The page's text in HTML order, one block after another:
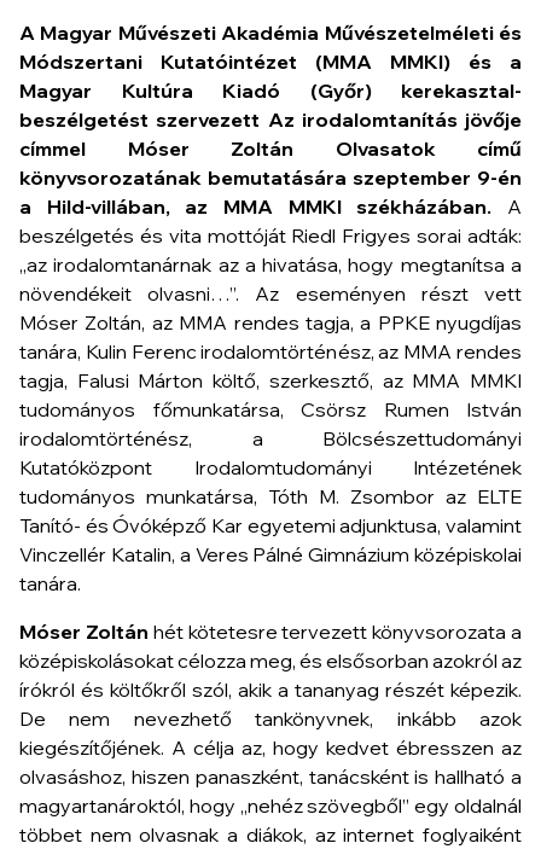
A Magyar Művészeti Akadémia Művészetelméleti és
Módszertani Kutatóintézet (MMA MMKI) és a
Magyar Kultúra Kiadó (Győr) kerekasztal-
beszélgetést szervezett Az irodalomtanítás jövője
címmel Móser Zoltán Olvasatok című
könyvsorozatának bemutatására szeptember 9-én
a Hild-villában, az MMA MMKI székházában. A
beszélgetés és vita mottóját Riedl Frigyes sorai adták:
„az irodalomtanárnak az a hivatása, hogy megtanítsa a
növendékeit olvasni…”. Az eseményen részt vett
Móser Zoltán, az MMA rendes tagja, a PPKE nyugdíjas
tanára, Kulin Ferenc irodalomtörténész, az MMA rendes
tagja, Falusi Márton költő, szerkesztő, az MMA MMKI
tudományos főmunkatársa, Csörsz Rumen István
irodalomtörténész, a Bölcsészettudományi
Kutatóközpont Irodalomtudományi Intézetének
tudományos munkatársa, Tóth M. Zsombor az ELTE
Tanító- és Óvóképző Kar egyetemi adjunktusa, valamint
Vinczellér Katalin, a Veres Pálné Gimnázium középiskolai
tanára.
Móser Zoltán hét kötetesre tervezett könyvsorozata a
középiskolásokat célozza meg, és elsősorban azokról az
írókról és költőkről szól, akik a tananyag részét képezik.
De nem nevezhető tankönyvnek, inkább azok
kiegészítőjének. A célja az, hogy kedvet ébresszen az
olvasáshoz, hiszen panaszként, tanácsként is hallható a
magyartanároktól, hogy „nehéz szövegből” egy oldalnál
többet nem olvasnak a diákok, az internet foglyaiként